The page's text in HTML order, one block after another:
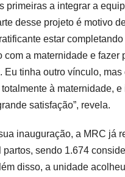
primeiras a integrar a
desse projeto é motivo
estar
com a maternidade e fazer
Eu tinha outro vínculo,
à maternidade, e
satisfação”, revela.
inauguração, a MRC já
partos, sendo 1.674
disso, a unidade